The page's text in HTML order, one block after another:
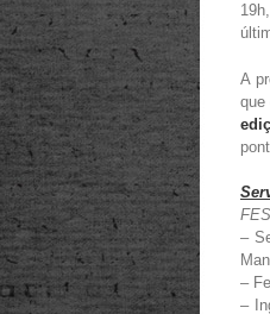
A
que
–
–
–